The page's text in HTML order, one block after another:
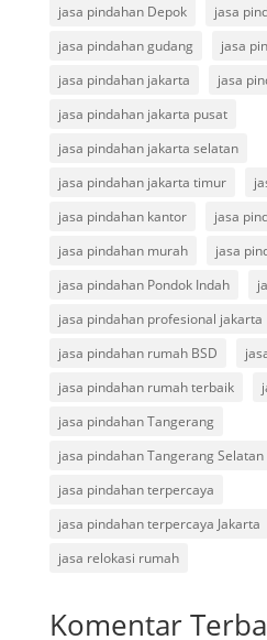
jasa pindahan Depok
jasa
jasa pindahan gudang
jasa
jasa pindahan jakarta
jasa
jasa pindahan jakarta pusat
jasa pindahan jakarta selatan
jasa pindahan jakarta timur
jasa pindahan kantor
jasa
jasa pindahan murah
jasa
jasa pindahan Pondok Indah
jasa pindahan profesional jakarta
jasa pindahan rumah BSD
jasa pindahan rumah terbaik
jasa pindahan Tangerang
jasa pindahan Tangerang Selatan
jasa pindahan terpercaya
jasa pindahan terpercaya Jakarta
jasa relokasi rumah
Komentar